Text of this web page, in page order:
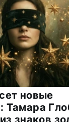
новые
Тамара
знаков